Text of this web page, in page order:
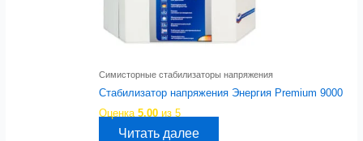
Симисторные стабилизаторы напряжения
Стабилизатор напряжения Энергия Premium 9000
Оценка5.00 из 5
Читать далее